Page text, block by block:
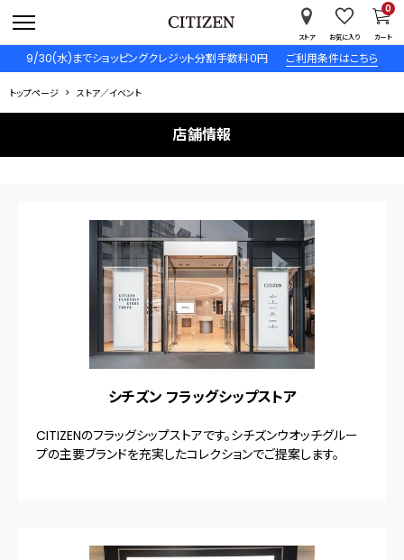
9/30(水)までショッピングクレジット分割手数料０円 ご利用条件はこちら
ストア お気に入り カート
0
トップページ ストア／イベント
店舗情報
シチズン フラッグシップストア
CITIZENのフラッグシップストアです。シチズンウオッチグルー
プの主要ブランドを充実したコレクションでご提案します。